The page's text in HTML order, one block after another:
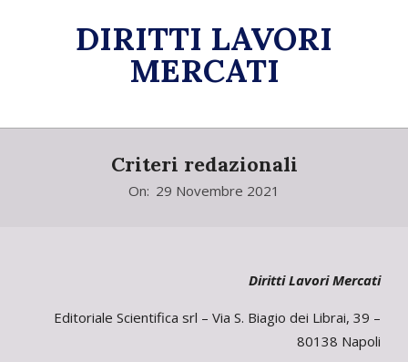
DIRITTI LAVORI
MERCATI
Primary
Criteri redazionali
On: 29 Novembre 2021
Diritti Lavori Mercati
Editoriale Scientifica srl – Via S. Biagio dei Librai, 39 –
80138 Napoli